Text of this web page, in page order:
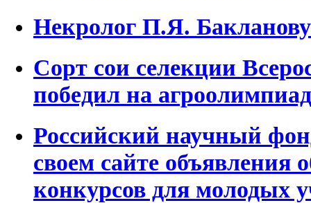
Некролог П.Я. Бакланову
Сорт сои селекции
победил на
Российский научный
своем сайте объявления
конкурсов для молодых